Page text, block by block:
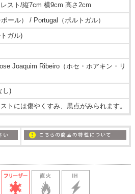
レスト/縦7cm 横9cm 高さ2cm
ール） / Portugal（ポルトガル）
ガル)
Joaquim Ribeiro（ホセ・ホアキン・リ
し)
トには傷やくすみ、黒点がみられます。